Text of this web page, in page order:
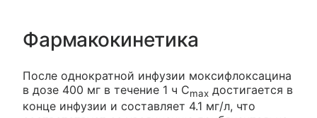
Фармакокинетика
После однократной инфузии моксифлоксацина
в дозе 400 мг в течение 1 ч Cmax достигается в
конце инфузии и составляет 4.1 мг/л, что